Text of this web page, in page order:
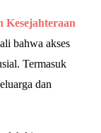
Kesejahteraan
bahwa akses
Termasuk
dan